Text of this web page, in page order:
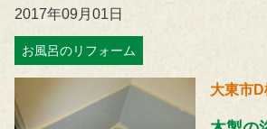
2017年09月01日
お風呂のリフォーム
大東市